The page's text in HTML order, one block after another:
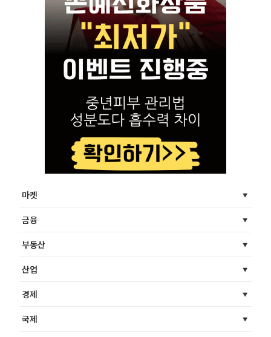
마켓
금융
부동산
산업
경제
국제